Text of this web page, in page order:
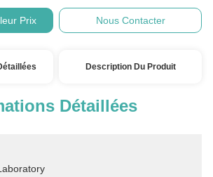
Prix Nous Contacter
Description Du Produit
Détaillées